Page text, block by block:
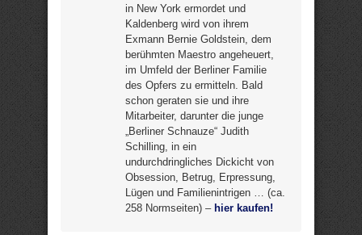
in New York ermordet und
Kaldenberg wird von ihrem
Exmann Bernie Goldstein, dem
berühmten Maestro angeheuert,
im Umfeld der Berliner Familie
des Opfers zu ermitteln. Bald
schon geraten sie und ihre
Mitarbeiter, darunter die junge
„Berliner Schnauze“ Judith
Schilling, in ein
undurchdringliches Dickicht von
Obsession, Betrug, Erpressung,
Lügen und Familienintrigen … (ca.
258 Normseiten) – hier kaufen!